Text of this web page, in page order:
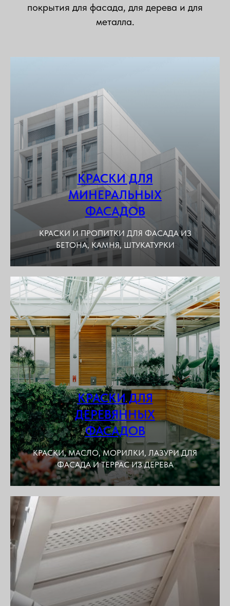
покрытия для фасада, для дерева и для
металла.
КРАСКИ ДЛЯ
МИНЕРАЛЬНЫХ
ФАСАДОВ
КРАСКИ И ПРОПИТКИ ДЛЯ ФАСАДА ИЗ
БЕТОНА, КАМНЯ, ШТУКАТУРКИ
КРАСКИ ДЛЯ
ДЕРЕВЯННЫХ
ФАСАДОВ
КРАСКИ, МАСЛО, МОРИЛКИ, ЛАЗУРИ ДЛЯ
ФАСАДА И ТЕРРАС ИЗ ДЕРЕВА